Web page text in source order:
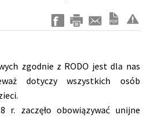
zgodnie z RODO jest dla nas
dotyczy wszystkich osób
r. zaczęło obowiązywać unijne